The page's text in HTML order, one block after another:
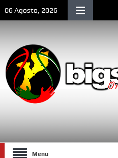
06 Agosto, 2026
Menu